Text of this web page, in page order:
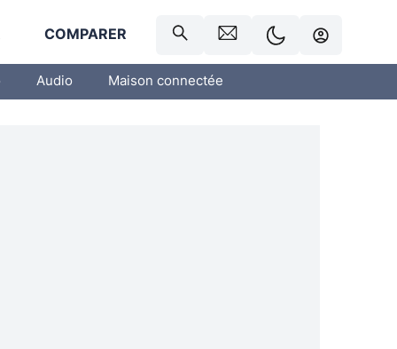
COMPARER
Audio Maison connectée